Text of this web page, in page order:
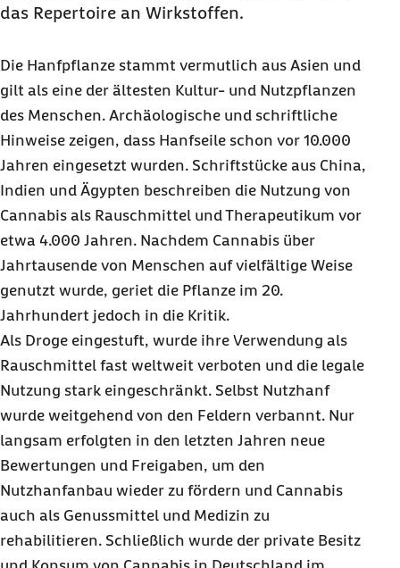
das Repertoire an Wirkstoffen.
Die Hanfpflanze stammt vermutlich aus Asien und
gilt als eine der ältesten Kultur- und Nutzpflanzen
des Menschen. Archäologische und schriftliche
Hinweise zeigen, dass Hanfseile schon vor 10.000
Jahren eingesetzt wurden. Schriftstücke aus China,
Indien und Ägypten beschreiben die Nutzung von
Cannabis als Rauschmittel und Therapeutikum vor
etwa 4.000 Jahren. Nachdem Cannabis über
Jahrtausende von Menschen auf vielfältige Weise
genutzt wurde, geriet die Pflanze im 20.
Jahrhundert jedoch in die Kritik.
Als Droge eingestuft, wurde ihre Verwendung als
Rauschmittel fast weltweit verboten und die legale
Nutzung stark eingeschränkt. Selbst Nutzhanf
wurde weitgehend von den Feldern verbannt. Nur
langsam erfolgten in den letzten Jahren neue
Bewertungen und Freigaben, um den
Nutzhanfanbau wieder zu fördern und Cannabis
auch als Genussmittel und Medizin zu
rehabilitieren. Schließlich wurde der private Besitz